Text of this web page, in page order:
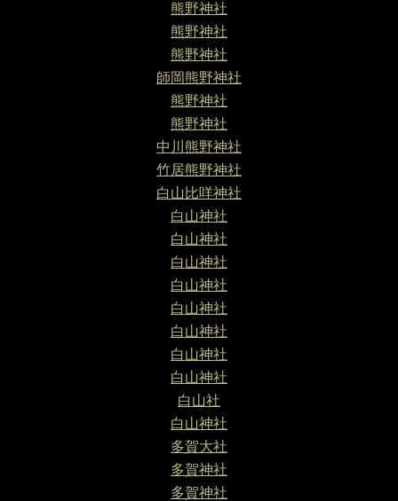
熊野神社
熊野神社
熊野神社
師岡熊野神社
熊野神社
熊野神社
中川熊野神社
竹居熊野神社
白山比咩神社
白山神社
白山神社
白山神社
白山神社
白山神社
白山神社
白山神社
白山神社
白山社
白山神社
多賀大社
多賀神社
多賀神社